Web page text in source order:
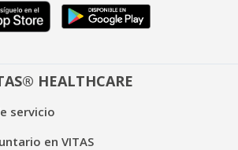
HEALTHCARE
servicio
en VITAS